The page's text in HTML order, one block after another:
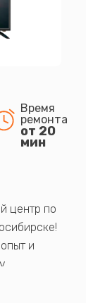
Время
ремонта
от 20
мин
центр по
и